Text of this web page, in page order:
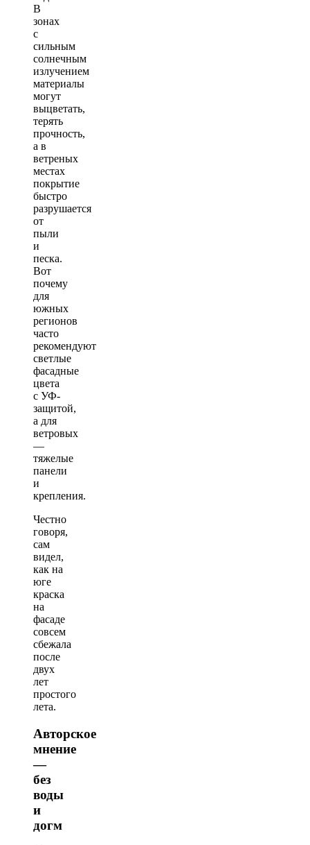
В
зонах
с
сильным
солнечным
излучением
материалы
могут
выцветать,
терять
прочность,
а в
ветреных
местах
покрытие
быстро
разрушается
от
пыли
и
песка.
Вот
почему
для
южных
регионов
часто
рекомендуют
светлые
фасадные
цвета
с УФ-
защитой,
а для
ветровых
—
тяжелые
панели
и
крепления.
Честно
говоря,
сам
видел,
как на
юге
краска
на
фасаде
совсем
сбежала
после
двух
лет
простого
лета.
Авторское
мнение
—
без
воды
и
догм